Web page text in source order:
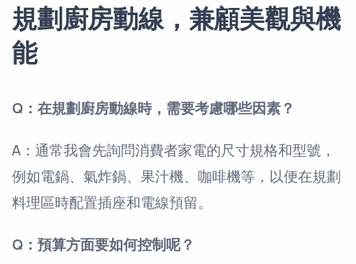
規劃廚房動線，兼顧美觀與機
能
Q：在規劃廚房動線時，需要考慮哪些因素？
A：通常我會先詢問消費者家電的尺寸規格和型號，
例如電鍋、氣炸鍋、果汁機、咖啡機等，以便在規劃
料理區時配置插座和電線預留。
Q：預算方面要如何控制呢？